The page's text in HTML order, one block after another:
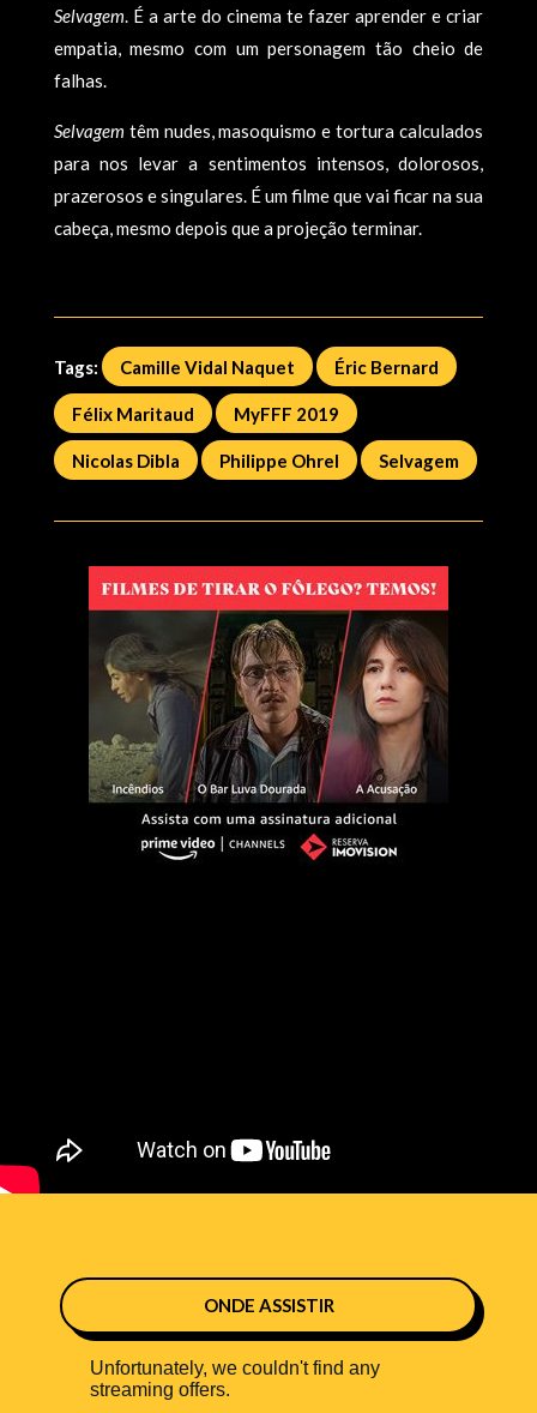
Selvagem . É a arte do cinema te fazer aprender e criar
empatia, mesmo com um personagem tão cheio de
falhas.
Selvagem têm nudes, masoquismo e tortura calculados
para nos levar a sentimentos intensos, dolorosos,
prazerosos e singulares. É um filme que vai ficar na sua
cabeça, mesmo depois que a projeção terminar.
Tags: Camille Vidal Naquet Éric Bernard
Félix Maritaud MyFFF 2019
Nicolas Dibla Philippe Ohrel Selvagem
ONDE ASSISTIR